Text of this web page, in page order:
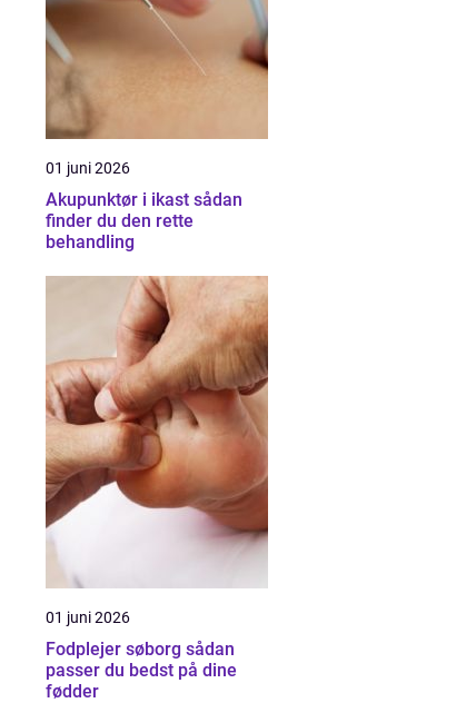
01 juni 2026
Akupunktør i ikast sådan
finder du den rette
behandling
01 juni 2026
Fodplejer søborg sådan
passer du bedst på dine
fødder